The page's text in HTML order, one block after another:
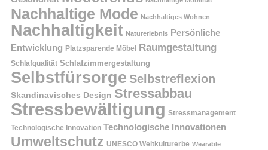
Nachhaltige Mode Nachhaltiges Wohnen
Nachhaltigkeit Naturerlebnis Persönliche
Entwicklung Platzsparende Möbel Raumgestaltung
Schlafqualität Schlafzimmergestaltung
Selbstfürsorge Selbstreflexion
Skandinavisches Design Stressabbau
Stressbewältigung Stressmanagement
Technologische Innovation Technologische Innovationen
Umweltschutz UNESCO Weltkulturerbe Wearable